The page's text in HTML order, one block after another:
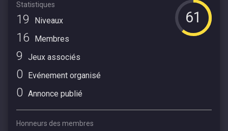
Statistiques
61
19 Niveaux
16 Membres
9 Jeux associés
0 Evénement organisé
0 Annonce publié
Honneurs des membres